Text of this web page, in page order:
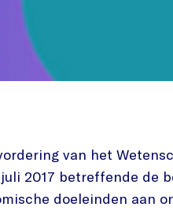
van het
2017 betreffende de
doeleinden aan